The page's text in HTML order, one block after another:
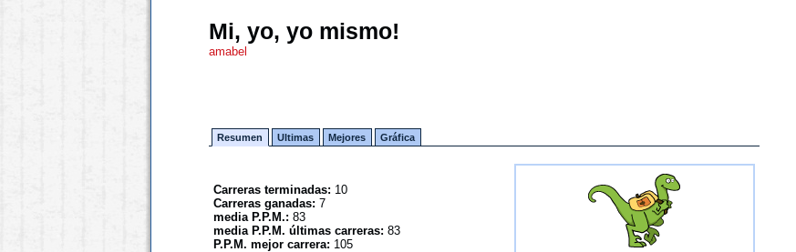
Mi, yo, yo mismo!
amabel
Resumen Ultimas Mejores Gráfica
Carreras terminadas: 10
Carreras ganadas: 7
media P.P.M.: 83
media P.P.M. últimas carreras: 83
P.P.M. mejor carrera: 105